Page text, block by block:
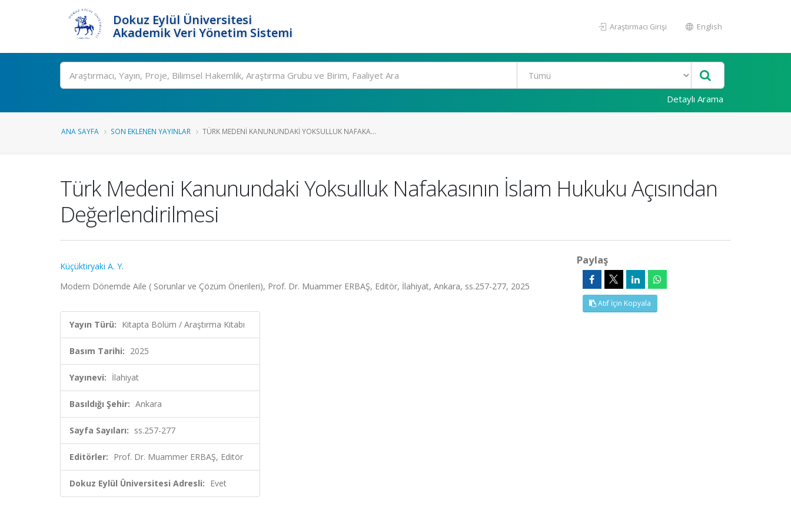
Dokuz Eylül Üniversitesi
Akademik Veri Yönetim Sistemi
Araştırmacı Girişi English
Ara
Detaylı Arama
ANA SAYFA SON EKLENEN YAYINLAR TÜRK MEDENI KANUNUNDAKI YOKSULLUK NAFAKA...
Türk Medeni Kanunundaki Yoksulluk Nafakasının İslam Hukuku Açısından
Değerlendirilmesi
Küçüktiryaki A. Y.
Modern Dönemde Aile ( Sorunlar ve Çözüm Önerileri), Prof. Dr. Muammer ERBAŞ, Editör, İlahiyat, Ankara, ss.257-277, 2025
Yayın Türü: Kitapta Bölüm / Araştırma Kitabı
Basım Tarihi: 2025
Yayınevi: İlahiyat
Basıldığı Şehir: Ankara
Sayfa Sayıları: ss.257-277
Editörler: Prof. Dr. Muammer ERBAŞ, Editör
Dokuz Eylül Üniversitesi Adresli: Evet
Paylaş
Atıf İçin Kopyala